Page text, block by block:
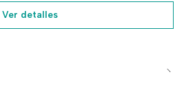
Ver detalles